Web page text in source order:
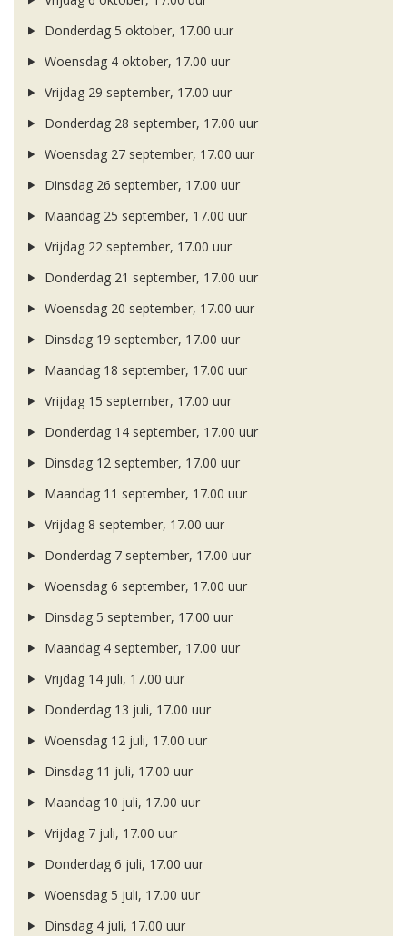
Donderdag 5 oktober, 17.00 uur
Woensdag 4 oktober, 17.00 uur
Vrijdag 29 september, 17.00 uur
Donderdag 28 september, 17.00 uur
Woensdag 27 september, 17.00 uur
Dinsdag 26 september, 17.00 uur
Maandag 25 september, 17.00 uur
Vrijdag 22 september, 17.00 uur
Donderdag 21 september, 17.00 uur
Woensdag 20 september, 17.00 uur
Dinsdag 19 september, 17.00 uur
Maandag 18 september, 17.00 uur
Vrijdag 15 september, 17.00 uur
Donderdag 14 september, 17.00 uur
Dinsdag 12 september, 17.00 uur
Maandag 11 september, 17.00 uur
Vrijdag 8 september, 17.00 uur
Donderdag 7 september, 17.00 uur
Woensdag 6 september, 17.00 uur
Dinsdag 5 september, 17.00 uur
Maandag 4 september, 17.00 uur
Vrijdag 14 juli, 17.00 uur
Donderdag 13 juli, 17.00 uur
Woensdag 12 juli, 17.00 uur
Dinsdag 11 juli, 17.00 uur
Maandag 10 juli, 17.00 uur
Vrijdag 7 juli, 17.00 uur
Donderdag 6 juli, 17.00 uur
Woensdag 5 juli, 17.00 uur
Dinsdag 4 juli, 17.00 uur